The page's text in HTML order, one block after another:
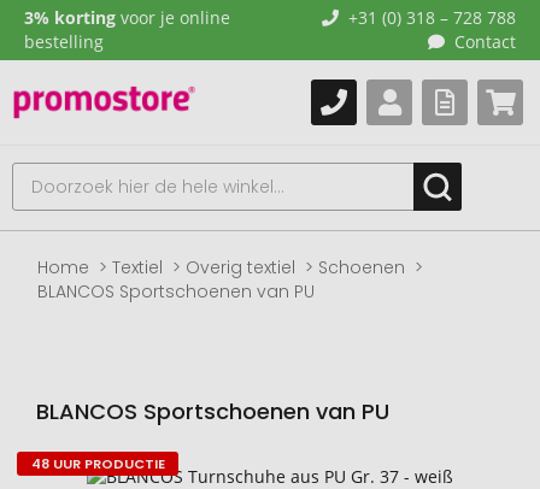
3% korting voor je online
bestelling
+31 (0) 318 – 728 788
Contact
Home Textiel Overig textiel
Schoenen
BLANCOS Sportschoenen van PU
BLANCOS Sportschoenen van PU
Naar
48 UUR PRODUCTIE